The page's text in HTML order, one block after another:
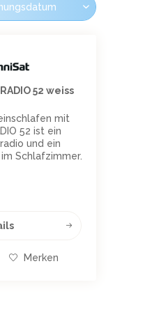
52 weiss
mit
52 ist ein
und ein
Schlafzimmer.
– so haben
Merken